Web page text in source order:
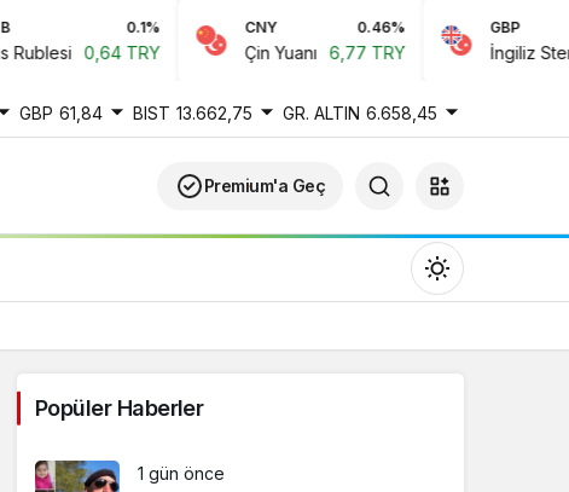
0,64 TRY
CNY
Çin Yuanı 6,77 TRY
GBP
İngiliz Sterlini
GBP 61,84 BIST 13.662,75 GR. ALTIN 6.658,45
Premium'a Geç
Gündüz modunu seçin.
Popüler Haberler
1 gün önce